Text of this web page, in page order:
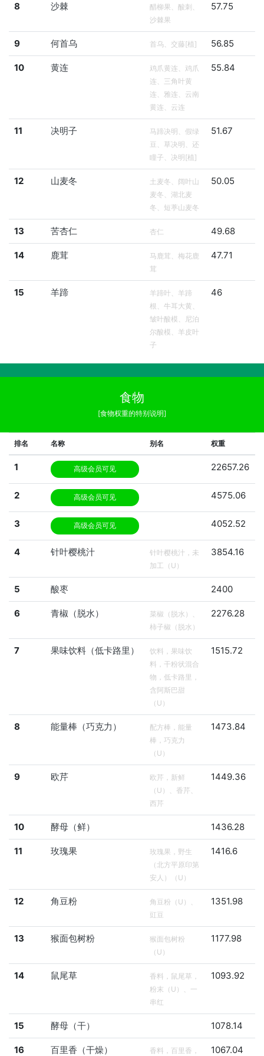
8 沙棘
醋柳果、酸刺、
沙棘果
57.75
9 何首乌 首乌、交藤[植] 56.85
10 黄连
鸡爪黄连、鸡爪
连、三角叶黄
连、雅连、云南
黄连、云连
55.84
11 决明子
马蹄决明、假绿
豆、草决明、还
瞳子、决明[植]
51.67
12 山麦冬
土麦冬、阔叶山
麦冬、湖北麦
冬、短葶山麦冬
50.05
13 苦杏仁 杏仁 49.68
14 鹿茸
马鹿茸、梅花鹿
茸
47.71
15 羊蹄
羊蹄叶、羊蹄
根、牛耳大黄、
皱叶酸模、尼泊
尔酸模、羊皮叶
子
46
食物
[食物权重的特别说明]
排名 名称 别名 权重
1 高级会员可见 22657.26
2 高级会员可见 4575.06
3 高级会员可见 4052.52
4 针叶樱桃汁
针叶樱桃汁，未
加工（U）
3854.16
5 酸枣 2400
6 青椒（脱水）
菜椒（脱水）、
柿子椒（脱水）
2276.28
7 果味饮料（低卡路里）
饮料，果味饮
料，干粉状混合
物，低卡路里，
含阿斯巴甜
（U）
1515.72
8 能量棒（巧克力）
配方棒，能量
棒，巧克力
（U）
1473.84
9 欧芹
欧芹，新鲜
（U）、香芹、
西芹
1449.36
10 酵母（鲜） 1436.28
11 玫瑰果
玫瑰果，野生
（北方平原印第
安人）（U）
1416.6
12 角豆粉
角豆粉（U）、
豇豆
1351.98
13 猴面包树粉
猴面包树粉
（U）
1177.98
14 鼠尾草
香料，鼠尾草，
粉末（U）、一
串红
1093.92
15 酵母（干） 1078.14
16 百里香（干燥）
香料，百里香，
1067.04